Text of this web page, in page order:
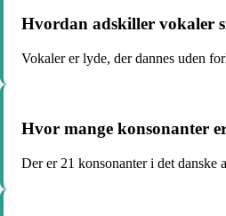
Hvordan adskiller vokaler
Vokaler er lyde, der dannes uden
Hvor mange konsonanter
Der er 21 konsonanter i det danske